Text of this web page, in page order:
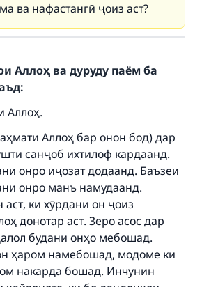
ва нафастангӣ ҷоиз аст?
Аллоҳ ва дуруду паём ба
Аллоҳ.
Аллоҳ бар онон бод) дар
санҷоб ихтилоф кардаанд.
онро иҷозат додаанд. Баъзеи
онро манъ намудаанд.
ки хӯрдани он ҷоиз
донотар аст. Зеро асос дар
будани онҳо мебошад.
ҳаром намебошад, модоме ки
накарда бошад. Инчунин